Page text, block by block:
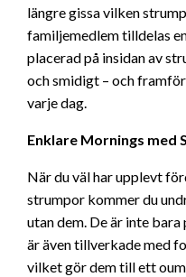
längre gissa vilken
familjemedlem tilldelas
placerad på insidan av
och smidigt – och
varje dag.
Enklare Mornings med
När du väl har upplevt
strumpor kommer du
utan dem. De är inte
är även tillverkade med
vilket gör dem till ett